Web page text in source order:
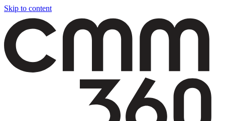
Skip to content